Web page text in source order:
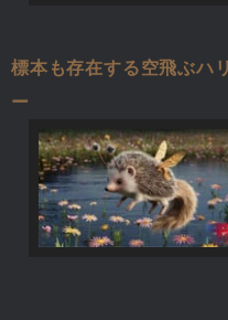
標本も存在する空飛ぶハ
ー